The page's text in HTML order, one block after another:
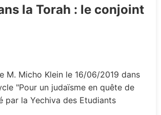
la Torah : le conjoint
M. Micho Klein le 16/06/2019 dans
"Pour un judaïsme en quête de
par la Yechiva des Etudiants